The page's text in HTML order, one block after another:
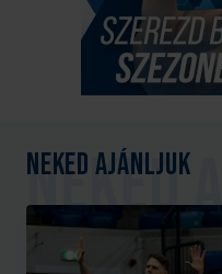
Neked ajánljuk